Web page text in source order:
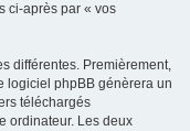
ci-après par « vos
différentes. Premièrement,
logiciel phpBB génèrera un
téléchargés
ordinateur. Les deux